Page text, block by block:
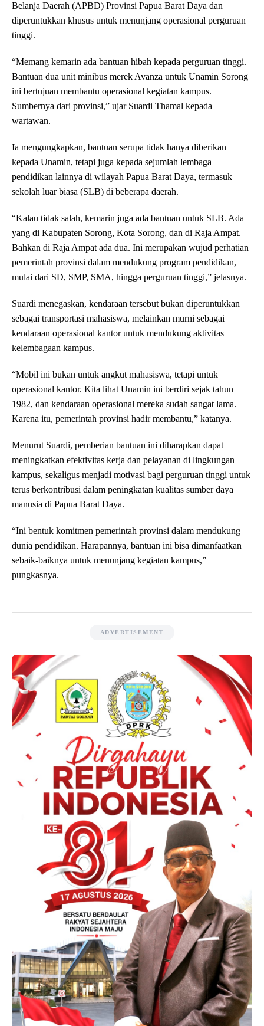
Belanja Daerah (APBD) Provinsi Papua Barat Daya dan
diperuntukkan khusus untuk menunjang operasional perguruan
tinggi.
“Memang kemarin ada bantuan hibah kepada perguruan tinggi.
Bantuan dua unit minibus merek Avanza untuk Unamin Sorong
ini bertujuan membantu operasional kegiatan kampus.
Sumbernya dari provinsi,” ujar Suardi Thamal kepada
wartawan.
Ia mengungkapkan, bantuan serupa tidak hanya diberikan
kepada Unamin, tetapi juga kepada sejumlah lembaga
pendidikan lainnya di wilayah Papua Barat Daya, termasuk
sekolah luar biasa (SLB) di beberapa daerah.
“Kalau tidak salah, kemarin juga ada bantuan untuk SLB. Ada
yang di Kabupaten Sorong, Kota Sorong, dan di Raja Ampat.
Bahkan di Raja Ampat ada dua. Ini merupakan wujud perhatian
pemerintah provinsi dalam mendukung program pendidikan,
mulai dari SD, SMP, SMA, hingga perguruan tinggi,” jelasnya.
Suardi menegaskan, kendaraan tersebut bukan diperuntukkan
sebagai transportasi mahasiswa, melainkan murni sebagai
kendaraan operasional kantor untuk mendukung aktivitas
kelembagaan kampus.
“Mobil ini bukan untuk angkut mahasiswa, tetapi untuk
operasional kantor. Kita lihat Unamin ini berdiri sejak tahun
1982, dan kendaraan operasional mereka sudah sangat lama.
Karena itu, pemerintah provinsi hadir membantu,” katanya.
Menurut Suardi, pemberian bantuan ini diharapkan dapat
meningkatkan efektivitas kerja dan pelayanan di lingkungan
kampus, sekaligus menjadi motivasi bagi perguruan tinggi untuk
terus berkontribusi dalam peningkatan kualitas sumber daya
manusia di Papua Barat Daya.
“Ini bentuk komitmen pemerintah provinsi dalam mendukung
dunia pendidikan. Harapannya, bantuan ini bisa dimanfaatkan
sebaik-baiknya untuk menunjang kegiatan kampus,”
pungkasnya.
ADVERTISEMENT